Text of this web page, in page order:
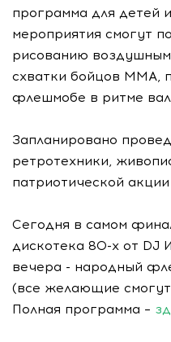
программа для детей
мероприятия смогут
рисованию
схватки бойцов ММА,
флешмобе в ритме
Запланировано
ретротехники,
патриотической
Сегодня в самом
дискотека 80-х от DJ
вечера - народный
(все желающие смогут
Полная программа –